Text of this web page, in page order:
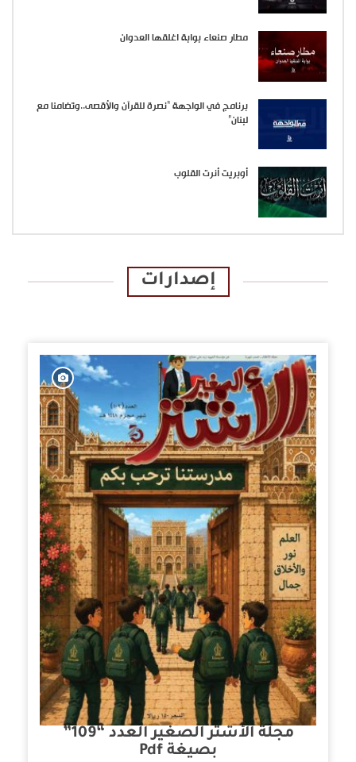
مطار صنعاء بوابة اغلقها العدوان
برنامج في الواجهة “نصرة للقرآن والأقصى..وتضامنا مع
لبنان”
أوبريت أنرت القلوب
إصدارات
مجلة الأشتر الصغير العدد “109”
بصيغة Pdf